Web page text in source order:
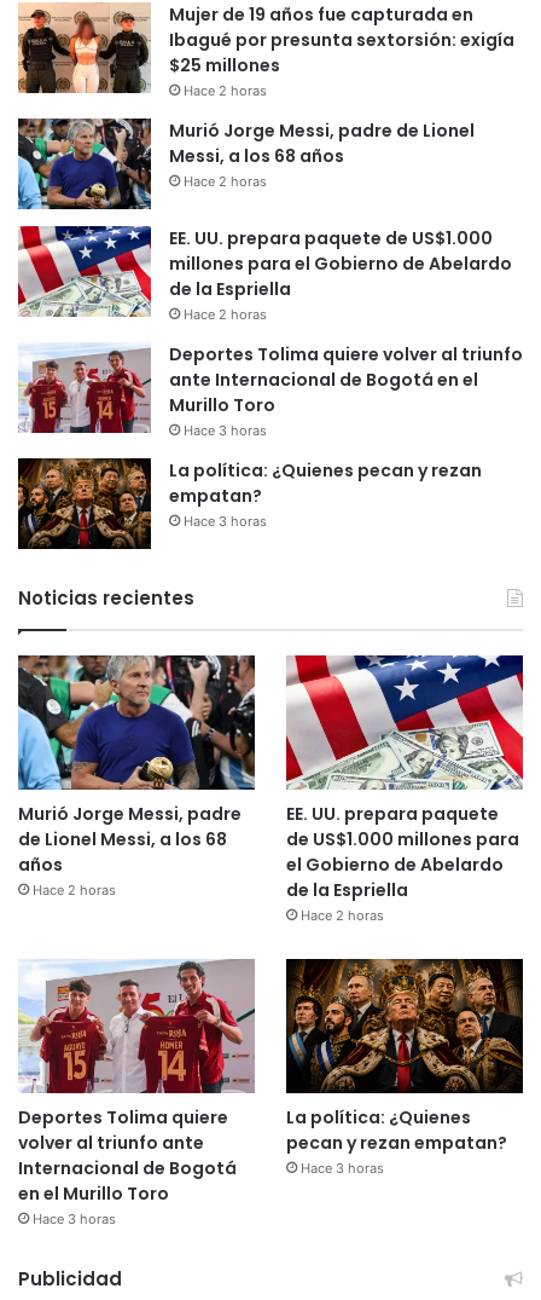
Mujer de 19 años fue capturada en
Ibagué por presunta sextorsión: exigía
$25 millones
Hace 2 horas
Murió Jorge Messi, padre de Lionel
Messi, a los 68 años
Hace 2 horas
EE. UU. prepara paquete de US$1.000
millones para el Gobierno de Abelardo
de la Espriella
Hace 2 horas
Deportes Tolima quiere volver al triunfo
ante Internacional de Bogotá en el
Murillo Toro
Hace 3 horas
La política: ¿Quienes pecan y rezan
empatan?
Hace 3 horas
Noticias recientes
Murió Jorge Messi, padre
de Lionel Messi, a los 68
años
Hace 2 horas
EE. UU. prepara paquete
de US$1.000 millones para
el Gobierno de Abelardo
de la Espriella
Hace 2 horas
Deportes Tolima quiere
volver al triunfo ante
Internacional de Bogotá
en el Murillo Toro
Hace 3 horas
La política: ¿Quienes
pecan y rezan empatan?
Hace 3 horas
Publicidad